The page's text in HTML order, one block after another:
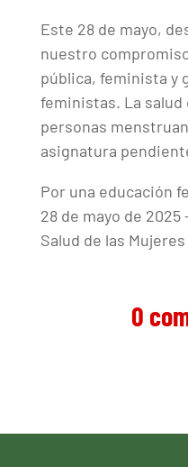
Este 28 de mayo,
nuestro
pública, feminista y
feministas. La salud
personas
asignatura
Por una educación
28 de mayo de 2025
Salud de las Mujeres
0